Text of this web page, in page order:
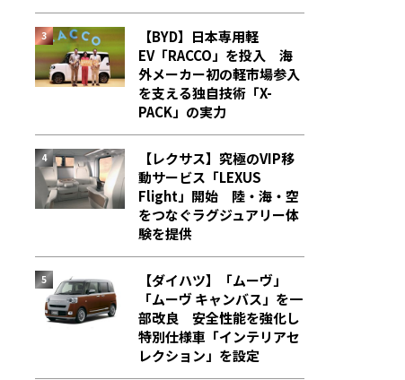
【BYD】日本専用軽
EV「RACCO」を投入 海
外メーカー初の軽市場参入
を支える独自技術「X-
PACK」の実力
【レクサス】究極のVIP移
動サービス「LEXUS
Flight」開始 陸・海・空
をつなぐラグジュアリー体
験を提供
【ダイハツ】「ムーヴ」
「ムーヴ キャンバス」を一
部改良 安全性能を強化し
特別仕様車「インテリアセ
レクション」を設定